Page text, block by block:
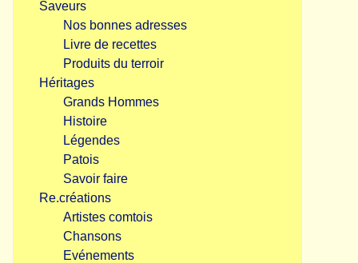
Saveurs
Nos bonnes adresses
Livre de recettes
Produits du terroir
Héritages
Grands Hommes
Histoire
Légendes
Patois
Savoir faire
Re.créations
Artistes comtois
Chansons
Evénements